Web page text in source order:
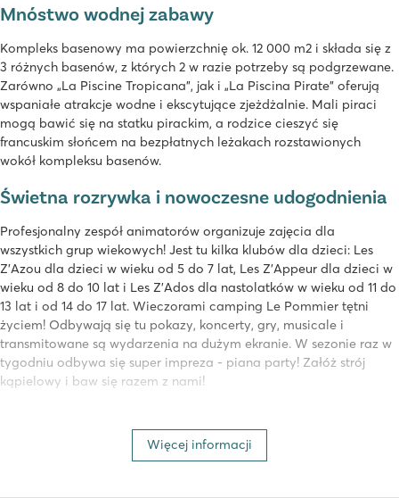
Mnóstwo wodnej zabawy
Kompleks basenowy ma powierzchnię ok. 12 000 m2 i składa się z
3 różnych basenów, z których 2 w razie potrzeby są podgrzewane.
Zarówno „La Piscine Tropicana”, jak i „La Piscina Pirate” oferują
wspaniałe atrakcje wodne i ekscytujące zjeżdżalnie. Mali piraci
mogą bawić się na statku pirackim, a rodzice cieszyć się
francuskim słońcem na bezpłatnych leżakach rozstawionych
wokół kompleksu basenów.
Świetna rozrywka i nowoczesne udogodnienia
Profesjonalny zespół animatorów organizuje zajęcia dla
wszystkich grup wiekowych! Jest tu kilka klubów dla dzieci: Les
Z'Azou dla dzieci w wieku od 5 do 7 lat, Les Z'Appeur dla dzieci w
wieku od 8 do 10 lat i Les Z'Ados dla nastolatków w wieku od 11 do
13 lat i od 14 do 17 lat. Wieczorami camping Le Pommier tętni
życiem! Odbywają się tu pokazy, koncerty, gry, musicale i
transmitowane są wydarzenia na dużym ekranie. W sezonie raz w
tygodniu odbywa się super impreza - piana party! Załóż strój
kąpielowy i baw się razem z nami!
hektarów znajduje się restauracja, foodtrucki oraz duży
supermarket. Odbywa się tu wiele zajęć sportowych dla wszystkich
Więcej informacji